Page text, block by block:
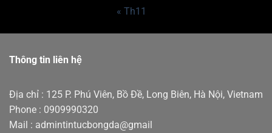
« Th11
Thông tin liên hệ
Địa chỉ : 125 P. Phú Viên, Bồ Đề, Long Biên, Hà Nội, Vietnam
Phone : 0909990320
Mail : admintintucbongda@gmail